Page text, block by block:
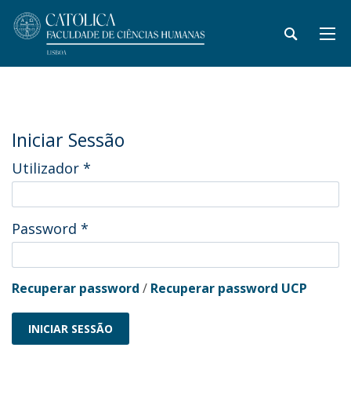
Iniciar Sessão
Utilizador *
Password *
Recuperar password / Recuperar password UCP
INICIAR SESSÃO